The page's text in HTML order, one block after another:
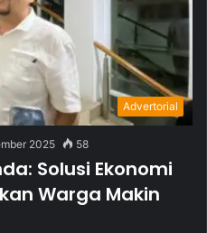
Advertorial
2025 58
Solusi Ekonomi
Warga Makin